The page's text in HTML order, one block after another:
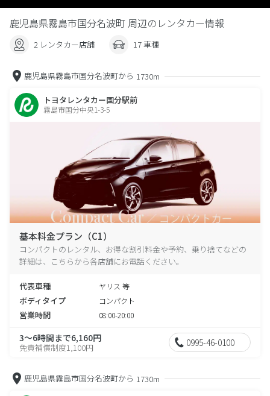
鹿児島県霧島市国分名波町 周辺のレンタカー情報
2 レンタカー店舗 17 車種
鹿児島県霧島市国分名波町から 1730m
トヨタレンタカー国分駅前
霧島市国分中央1-3-5
基本料金プラン（C1）
コンパクトのレンタル、お得な割引料金や予約、乗り捨てなどの
詳細は、こちらから各店舗にお電話ください。
代表車種 ヤリス 等
ボディタイプ コンパクト
営業時間 08:00-20:00
3～6時間まで6,160円
免責補償制度1,100円 0995-46-0100
鹿児島県霧島市国分名波町から 1730m